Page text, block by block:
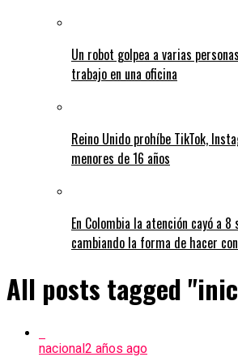
Un robot golpea a varias
trabajo en una oficina
Reino Unido prohíbe TikTok,
menores de 16 años
En Colombia la atención cayó a 8
cambiando la forma de hacer
All posts tagged
nacional2 años ago